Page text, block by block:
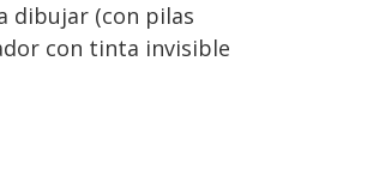
dibujar (con pilas
con tinta invisible